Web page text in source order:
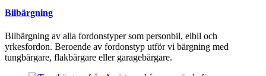
Bilbärgning
Bilbärgning av alla fordonstyper som personbil, elbil och
yrkesfordon. Beroende av fordonstyp utför vi bärgning med
tungbärgare, flakbärgare eller garagebärgare.